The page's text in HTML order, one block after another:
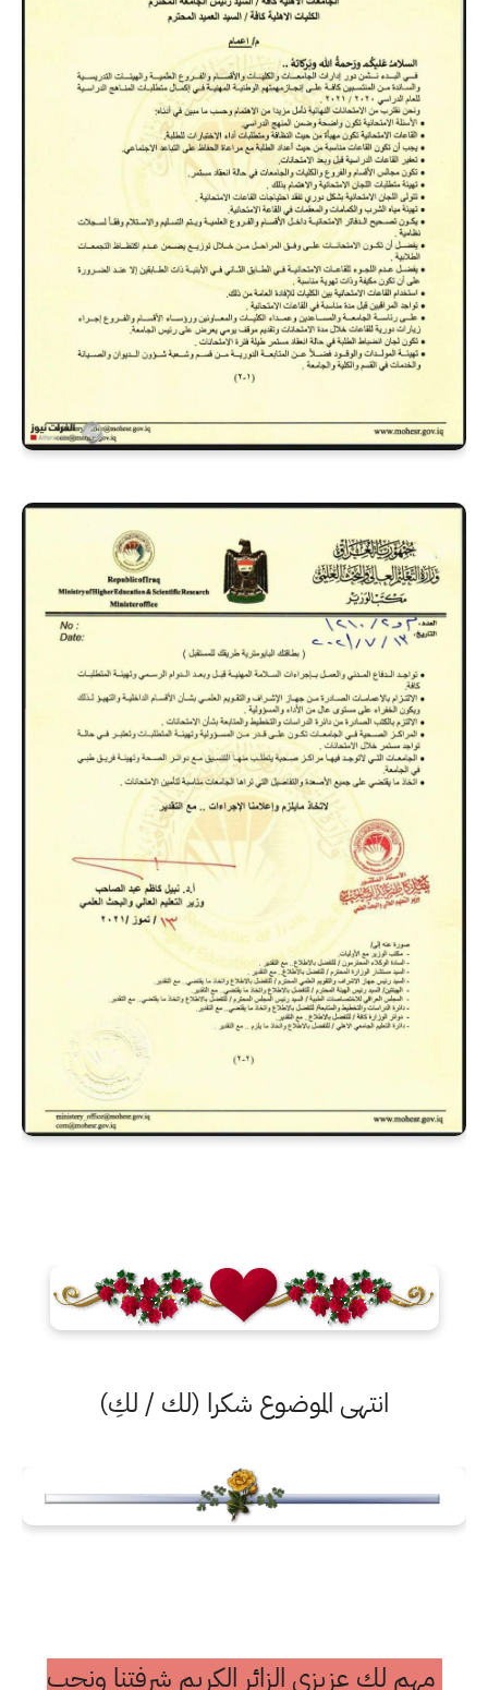
انتهى الموضوع شكرا (لك / لكِ)
مهم لك عزيزي الزائر الكريم شرفتنا ونحب